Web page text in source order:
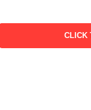
CLICK